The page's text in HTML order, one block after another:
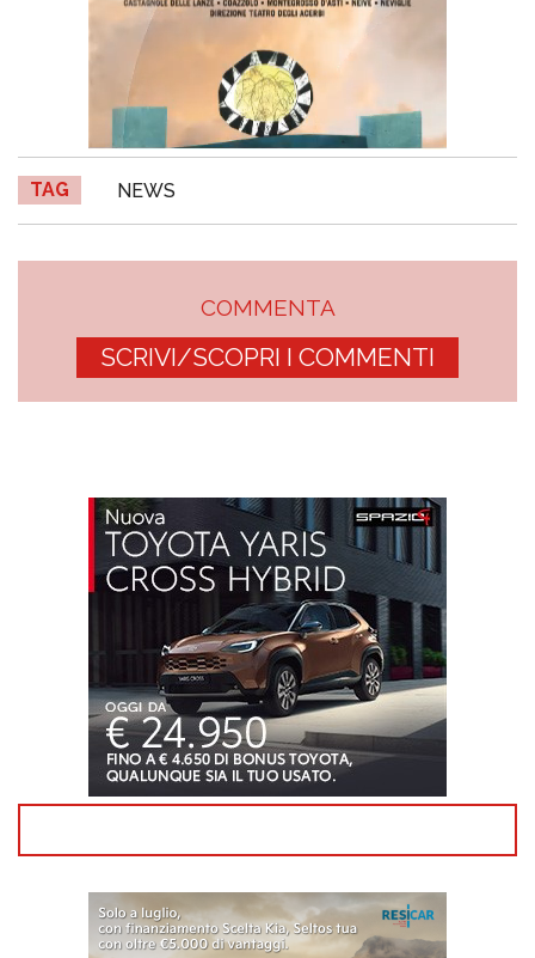
TAG NEWS
COMMENTA
SCRIVI/SCOPRI I COMMENTI